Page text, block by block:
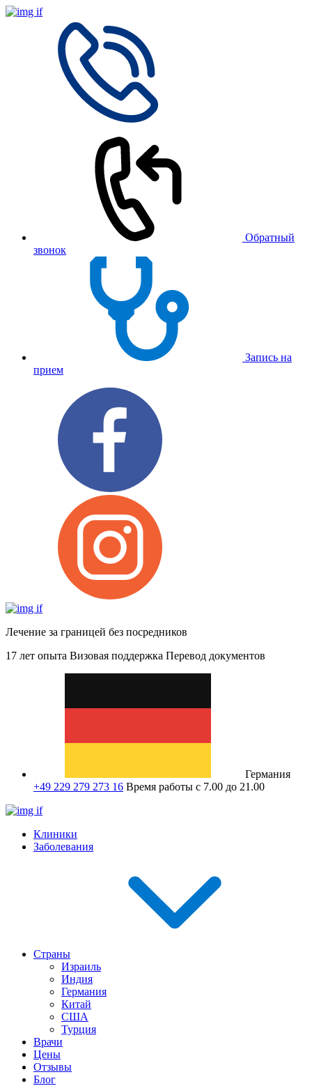
Обратный
звонок
Запись на
прием
Лечение за границей без посредников
17 лет опыта Визовая поддержка Перевод документов
Германия
+49 229 279 273 16 Время работы с 7.00 до 21.00
Клиники
Заболевания
Страны
Израиль
Индия
Германия
Китай
США
Турция
Врачи
Цены
Отзывы
Блог